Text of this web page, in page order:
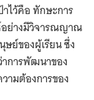
ไว้คือ ทักษะการ
อย่างมีวิจารณญาณ
ย์ของผู้เรียน ซึ่ง
าการพัฒนาของ
ามต้องการของ